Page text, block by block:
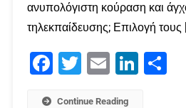
ανυπολόγιστη κούραση και
τηλεκπαίδευσης; Επιλογή τους
Facebook
Twitter Email LinkedIn
Continue Reading